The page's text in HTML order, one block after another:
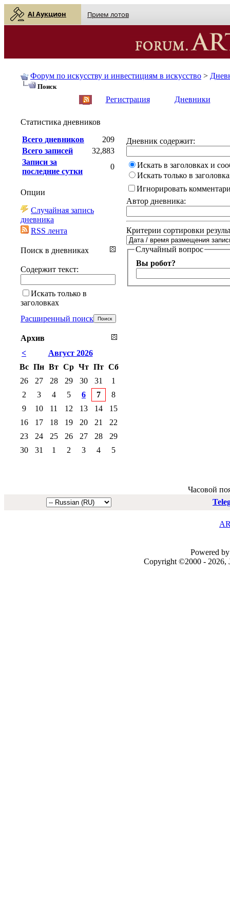
AI Аукцион Прием лотов
Форум по искусству и инвестициям в искусство >
Поиск
Регистрация Дневники
Дневник содержит:
Искать в заголовках и
Искать только в
Игнорировать
Автор дневника:
Критерии сортировки
Случайный вопрос
Вы робот?
Статистика дневников
Всего дневников
209
Всего записей
32,883
Записи за
последние сутки
0
Опции
Случайная запись
дневника
RSS лента
Поиск в дневниках
Содержит текст:
Искать только в
заголовках
Расширенный поиск
Архив
<
Август 2026
Вс Пн Вт Ср Чт Пт Сб
26
27 28 29 30 31
1
2
3 4 5 6 7
8
9
10 11 12 13 14
15
16
17 18 19 20 21
22
23
24 25 26 27 28
29
30
31 1 2 3 4 5
Часовой
Powered
Copyright ©2000 - 2026,